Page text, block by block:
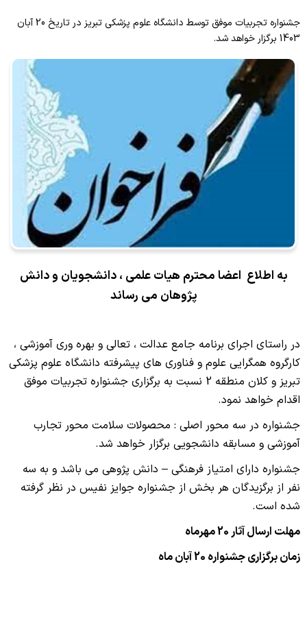
کمیته توسعه دانشجویی
ارزیابی دانشجو
ارزشیابی اساتید
جشنواره شهید مطهری
پاسخگویی اجتماعی
برنامه عملیاتی
سامانه نوید
فرم درخواست مشاوره
فرایند درخواست برگزاری
راهنمای استفاده از مرکز آزمون
راهنمای عضویت دانشجویان
آیین نامه ها
فرایند دریافت گواهی
فرم نظرسنجی کارگاه اساتید
جشنواره تجربیات موفق توسط دانشگاه علوم پزشکی تبریز در تاریخ 20 آبان
1403 برگزار خواهد شد.
به اطلاع اعضا محترم هیات علمی ، دانشجویان و دانش
پژوهان می رساند
در راستای اجرای برنامه جامع عدالت ، تعالی و بهره وری آموزشی ،
کارگروه همگرایی علوم و فناوری های پیشرفته دانشگاه علوم پزشکی
تبریز و کلان منطقه 2 نسبت به برگزاری جشنواره تجربیات موفق
اقدام خواهد نمود.
جشنواره در سه محور اصلی : محصولات سلامت محور تجارب
آموزشی و مسابقه دانشجویی برگزار خواهد شد.
جشنواره دارای امتیاز فرهنگی – دانش پژوهی می باشد و به سه
نفر از برگزیدگان هر بخش از جشنواره جوایز نفیس در نظر گرفته
شده است.
مهلت ارسال آثار 20 مهرماه
زمان برگزاری جشنواره 20 آبان ماه